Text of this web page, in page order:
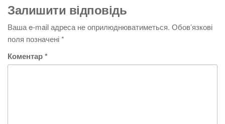
Залишити відповідь
Ваша e-mail адреса не оприлюднюватиметься. Обов’язкові
поля позначені*
Коментар*